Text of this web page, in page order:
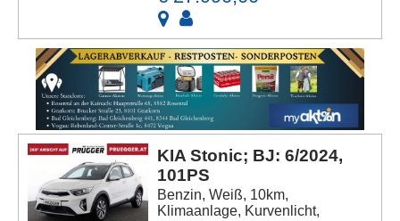
KIA Stonic; BJ: 6/2024,
101PS
Benzin, Weiß, 10km,
Klimaanlage, Kurvenlicht,